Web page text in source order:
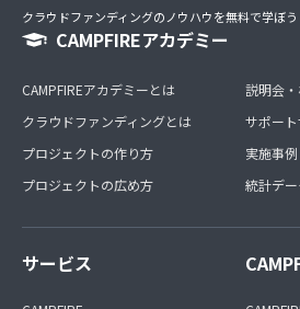
クラウドファンディングのノウハウを無料で学ぼう
CAMPFIREアカデミー
CAMPFIREアカデミーとは
クラウドファンディングとは
プロジェクトの作り方
プロジェクトの広め方
説明会
サポー
実施事例
統計デー
サービス